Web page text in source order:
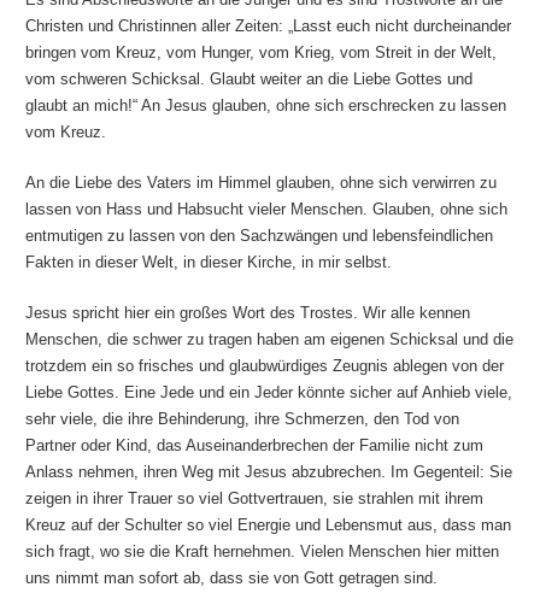
Christen und Christinnen aller Zeiten: „Lasst euch nicht durcheinander
bringen vom Kreuz, vom Hunger, vom Krieg, vom Streit in der Welt,
vom schweren Schicksal. Glaubt weiter an die Liebe Gottes und
glaubt an mich!“ An Jesus glauben, ohne sich erschrecken zu lassen
vom Kreuz.
An die Liebe des Vaters im Himmel glauben, ohne sich verwirren zu
lassen von Hass und Habsucht vieler Menschen. Glauben, ohne sich
entmutigen zu lassen von den Sachzwängen und lebensfeindlichen
Fakten in dieser Welt, in dieser Kirche, in mir selbst.
Jesus spricht hier ein großes Wort des Trostes. Wir alle kennen
Menschen, die schwer zu tragen haben am eigenen Schicksal und die
trotzdem ein so frisches und glaubwürdiges Zeugnis ablegen von der
Liebe Gottes. Eine Jede und ein Jeder könnte sicher auf Anhieb viele,
sehr viele, die ihre Behinderung, ihre Schmerzen, den Tod von
Partner oder Kind, das Auseinanderbrechen der Familie nicht zum
Anlass nehmen, ihren Weg mit Jesus abzubrechen. Im Gegenteil: Sie
zeigen in ihrer Trauer so viel Gottvertrauen, sie strahlen mit ihrem
Kreuz auf der Schulter so viel Energie und Lebensmut aus, dass man
sich fragt, wo sie die Kraft hernehmen. Vielen Menschen hier mitten
uns nimmt man sofort ab, dass sie von Gott getragen sind.